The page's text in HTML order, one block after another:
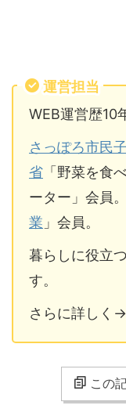
運営担当
WEB運営歴10
さっぽろ市民
省 「野菜を食
ーター」会員
業 」会員。
暮らしに役立
す。
さらに詳しく→
この